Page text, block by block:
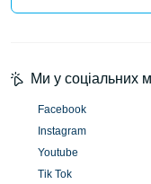
Ми у соціальних
Facebook
Instagram
Youtube
Tik Tok